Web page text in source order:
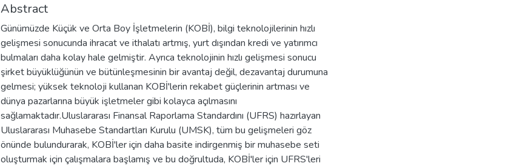
Abstract
Günümüzde Küçük ve Orta Boy İşletmelerin (KOBİ), bilgi teknolojilerinin hızlı
gelişmesi sonucunda ihracat ve ithalatı artmış, yurt dışından kredi ve yatırımcı
bulmaları daha kolay hale gelmiştir. Ayrıca teknolojinin hızlı gelişmesi sonucu
şirket büyüklüğünün ve bütünleşmesinin bir avantaj değil, dezavantaj durumuna
gelmesi; yüksek teknoloji kullanan KOBİ'lerin rekabet güçlerinin artması ve
dünya pazarlarına büyük işletmeler gibi kolayca açılmasını
sağlamaktadır.Uluslararası Finansal Raporlama Standardını (UFRS) hazırlayan
Uluslararası Muhasebe Standartları Kurulu (UMSK), tüm bu gelişmeleri göz
önünde bulundurarak, KOBİ'ler için daha basite indirgenmiş bir muhasebe seti
oluşturmak için çalışmalara başlamış ve bu doğrultuda, KOBİ'ler için UFRS'leri